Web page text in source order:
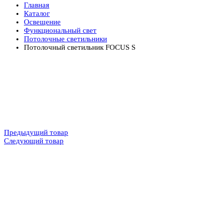
Главная
Каталог
Освещение
Функциональный свет
Потолочные светильники
Потолочный светильник FOCUS S
Предыдущий товар
Следующий товар